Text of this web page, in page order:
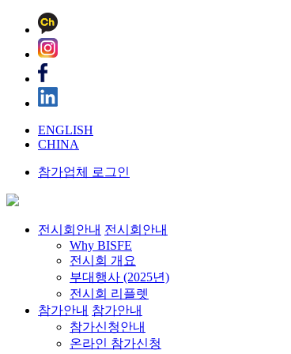
ENGLISH
CHINA
참가업체 로그인
전시회안내 전시회안내
Why BISFE
전시회 개요
부대행사 (2025년)
전시회 리플렛
참가안내 참가안내
참가신청안내
온라인 참가신청